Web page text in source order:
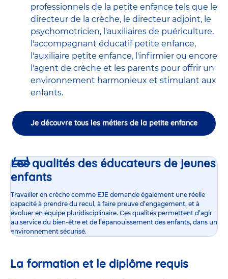
professionnels de la petite enfance tels que le
directeur de la crèche, le directeur adjoint, le
psychomotricien, l'auxiliaires de puériculture,
l'accompagnant éducatif petite enfance,
l'auxiliaire petite enfance, l'infirmier ou encore
l'agent de crèche et les parents pour offrir un
environnement harmonieux et stimulant aux
enfants.
Je découvre tous les métiers de la petite enfance
Les qualités des éducateurs de jeunes
enfants
Travailler en crèche comme EJE demande également une réelle
capacité à prendre du recul, à faire preuve d’engagement, et à
évoluer en équipe pluridisciplinaire. Ces qualités permettent d’agir
au service du bien-être et de l’épanouissement des enfants, dans un
environnement sécurisé.
La formation et le diplôme requis